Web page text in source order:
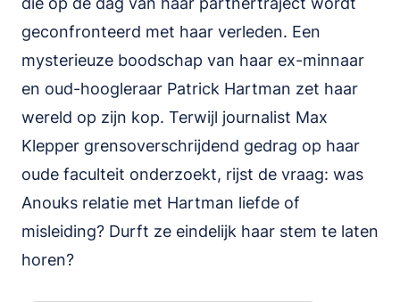
geconfronteerd met haar verleden. Een
mysterieuze boodschap van haar ex-minnaar
en oud-hoogleraar Patrick Hartman zet haar
wereld op zijn kop. Terwijl journalist Max
Klepper grensoverschrijdend gedrag op haar
oude faculteit onderzoekt, rijst de vraag: was
Anouks relatie met Hartman liefde of
misleiding? Durft ze eindelijk haar stem te laten
horen?